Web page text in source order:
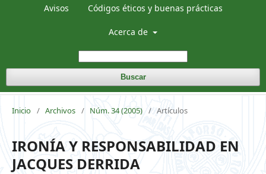
Avisos Códigos éticos y buenas prácticas
Acerca de
Buscar
Inicio / Archivos / Núm. 34 (2005) / Artículos
IRONÍA Y RESPONSABILIDAD EN
JACQUES DERRIDA